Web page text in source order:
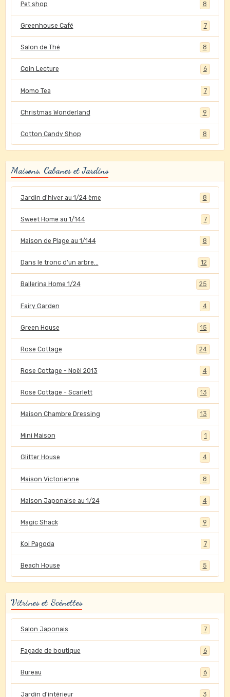
Pet shop 8
Greenhouse Café 7
Salon de Thé 8
Coin Lecture 6
Momo Tea 7
Christmas Wonderland 9
Cotton Candy Shop 8
Maisons, Cabanes et Jardins
Jardin d'hiver au 1/24 ème 8
Sweet Home au 1/144 7
Maison de Plage au 1/144 8
Dans le tronc d'un arbre... 12
Ballerina Home 1/24 25
Fairy Garden 4
Green House 15
Rose Cottage 24
Rose Cottage - Noël 2013 4
Rose Cottage - Scarlett 13
Maison Chambre Dressing 13
Mini Maison 1
Glitter House 4
Maison Victorienne 8
Maison Japonaise au 1/24 4
Magic Shack 9
Koi Pagoda 7
Beach House 5
Vitrines et Scènettes
Salon Japonais 7
Façade de boutique 6
Bureau 6
Jardin d'intérieur 3